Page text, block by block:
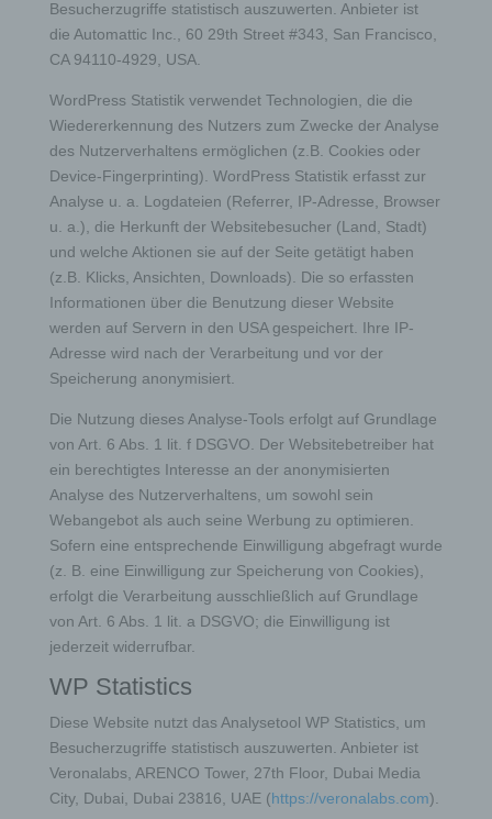
Besucherzugriffe statistisch auszuwerten. Anbieter ist
die Automattic Inc., 60 29th Street #343, San Francisco,
CA 94110-4929, USA.
WordPress Statistik verwendet Technologien, die die
Wiedererkennung des Nutzers zum Zwecke der Analyse
des Nutzerverhaltens ermöglichen (z.B. Cookies oder
Device-Fingerprinting). WordPress Statistik erfasst zur
Analyse u. a. Logdateien (Referrer, IP-Adresse, Browser
u. a.), die Herkunft der Websitebesucher (Land, Stadt)
und welche Aktionen sie auf der Seite getätigt haben
(z.B. Klicks, Ansichten, Downloads). Die so erfassten
Informationen über die Benutzung dieser Website
werden auf Servern in den USA gespeichert. Ihre IP-
Adresse wird nach der Verarbeitung und vor der
Speicherung anonymisiert.
Die Nutzung dieses Analyse-Tools erfolgt auf Grundlage
von Art. 6 Abs. 1 lit. f DSGVO. Der Websitebetreiber hat
ein berechtigtes Interesse an der anonymisierten
Analyse des Nutzerverhaltens, um sowohl sein
Webangebot als auch seine Werbung zu optimieren.
Sofern eine entsprechende Einwilligung abgefragt wurde
(z. B. eine Einwilligung zur Speicherung von Cookies),
erfolgt die Verarbeitung ausschließlich auf Grundlage
von Art. 6 Abs. 1 lit. a DSGVO; die Einwilligung ist
jederzeit widerrufbar.
WP Statistics
Diese Website nutzt das Analysetool WP Statistics, um
Besucherzugriffe statistisch auszuwerten. Anbieter ist
Veronalabs, ARENCO Tower, 27th Floor, Dubai Media
City, Dubai, Dubai 23816, UAE (https://veronalabs.com).
Informationen ziehen wird keine Rückschlüsse auf
die betroffene Person. Diese Informationen werden
vielmehr benötigt, um (1) die Inhalte unserer
Internetseite korrekt auszuliefern, (2) die Inhalte
unserer Internetseite sowie die Werbung für diese
zu optimieren, (3) die dauerhafte
Funktionsfähigkeit unserer
informationstechnologischen Systeme und der
Technik unserer Internetseite zu gewährleisten
sowie (4) um Strafverfolgungsbehörden im Falle
eines Cyberangriffes die zur Strafverfolgung
notwendigen Informationen bereitzustellen. Diese
anonym erhobenen Daten und Informationen
werden durch uns daher einerseits statistisch und
ferner mit dem Ziel ausgewertet, den Datenschutz
und die Datensicherheit in unserem Unternehmen
zu erhöhen, um letztlich ein optimales
personenbezogenen Daten sicherzustellen. Die
anonymen Daten der Server-Logfiles werden
getrennt von allen durch eine betroffene Person
angegebenen personenbezogenen Daten
gespeichert.
Registrierung auf unserer Internetseite
Die betroffene Person hat die Möglichkeit, sich auf der
Internetseite des für die Verarbeitung Verantwortlichen
unter Angabe von personenbezogenen Daten zu
an den für die Verarbeitung Verantwortlichen übermittelt
die für die Registrierung verwendet wird. Die von der
betroffenen Person eingegebenen personenbezogenen
Daten werden ausschließlich für die interne Verwendung
bei dem für die Verarbeitung Verantwortlichen und für
eigene Zwecke erhoben und gespeichert. Der für die
Verarbeitung Verantwortliche kann die Weitergabe an